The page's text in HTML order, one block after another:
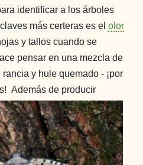
identificar a los árbol es
más certeras es el olor
y tallos cuando se
pensar en una mezcla de
y hule quemado - ¡por
Además de producir